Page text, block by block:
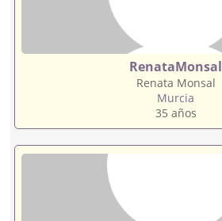
RenataMonsal
Renata Monsal
Murcia
35 años